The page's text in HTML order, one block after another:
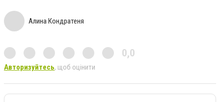
Алина Кондратеня
0,0
Авторизуйтесь, щоб оцінити